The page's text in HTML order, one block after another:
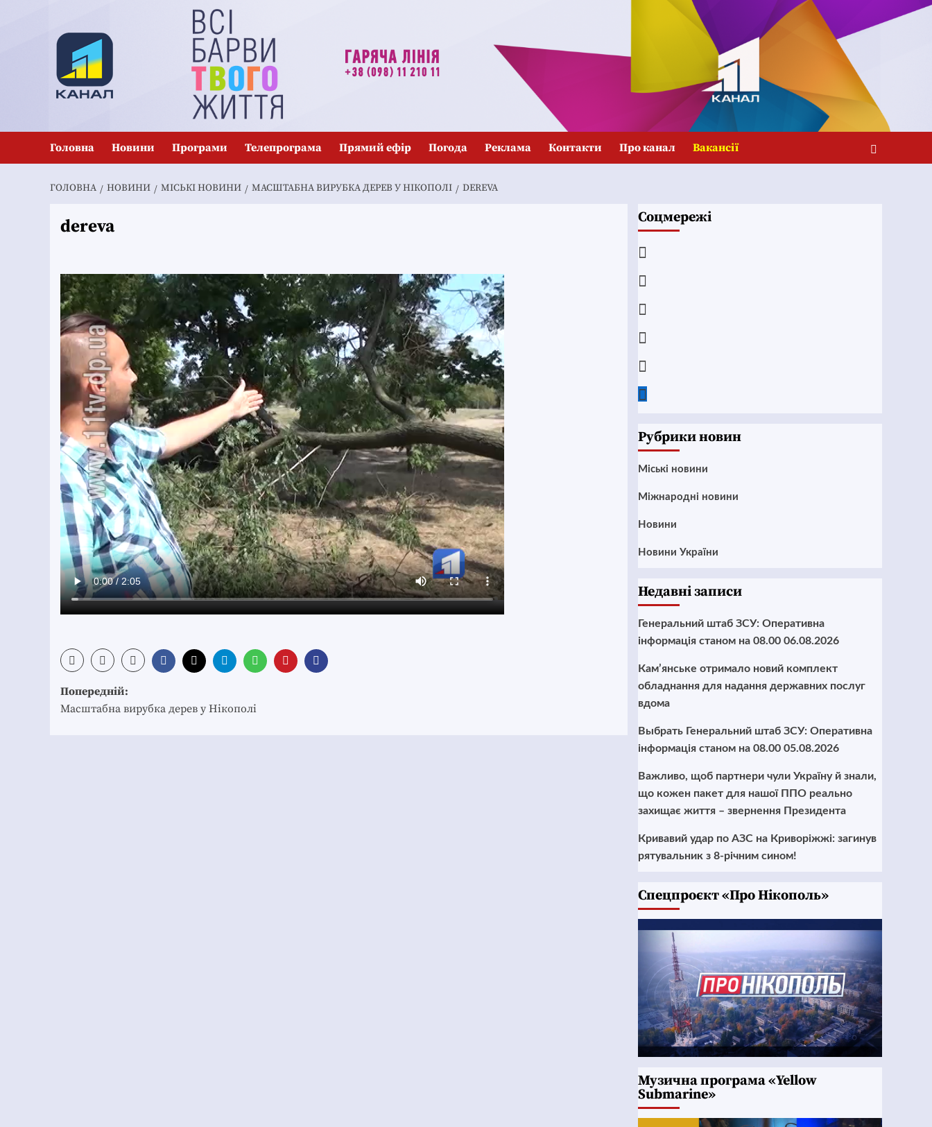
Головна Новини Програми Телепрограма Прямий ефір Погода Реклама Контакти Про канал Вакансії
ГОЛОВНА НОВИНИ MІСЬКІ НОВИНИ МАСШТАБНА ВИРУБКА ДЕРЕВ У НІКОПОЛІ DEREVA
dereva
Post
navigation
Попередній:
Масштабна вирубка дерев у Нікополі
Соцмережі
Рубрики новин
Mіські новини
Міжнародні новини
Новини
Новини України
Недавні записи
Генеральний штаб ЗСУ: Оперативна
інформація станом на 08.00 06.08.2026
Кам’янське отримало новий комплект
обладнання для надання державних послуг
вдома
Выбрать Генеральний штаб ЗСУ: Оперативна
інформація станом на 08.00 05.08.2026
Важливо, щоб партнери чули Україну й знали,
що кожен пакет для нашої ППО реально
захищає життя – звернення Президента
Кривавий удар по АЗС на Криворіжжі: загинув
рятувальник з 8-річним сином!
Cпецпроєкт «Про Нікополь»
Музична програма «Yellow
Submarine»